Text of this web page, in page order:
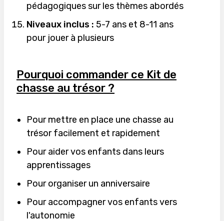
pédagogiques sur les thèmes abordés
Niveaux inclus : 5-7 ans et 8-11 ans
pour jouer à plusieurs
Pourquoi commander ce Kit de
chasse au trésor ?
Pour mettre en place une chasse au
trésor facilement et rapidement
Pour aider vos enfants dans leurs
apprentissages
Pour organiser un anniversaire
Pour accompagner vos enfants vers
l'autonomie